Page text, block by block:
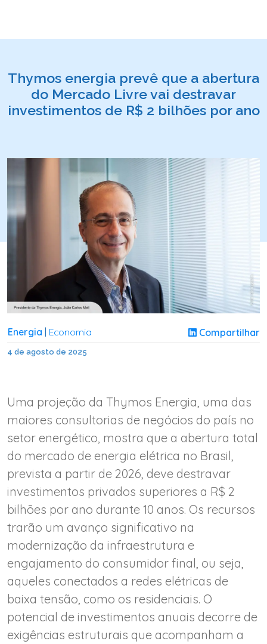
Thymos energia prevê que a abertura
do Mercado Livre vai destravar
investimentos de R$ 2 bilhões por ano
Energia Economia Compartilhar
4 de agosto de 2025
Uma projeção da Thymos Energia, uma das
maiores consultorias de negócios do país no
setor energético, mostra que a abertura total
do mercado de energia elétrica no Brasil,
prevista a partir de 2026, deve destravar
investimentos privados superiores a R$ 2
bilhões por ano durante 10 anos. Os recursos
trarão um avanço significativo na
modernização da infraestrutura e
engajamento do consumidor final, ou seja,
aqueles conectados a redes elétricas de
baixa tensão, como os residenciais. O
potencial de investimentos anuais decorre de
exigências estruturais que acompanham a